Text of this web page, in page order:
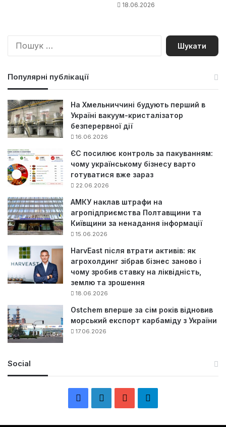
18.06.2026
П
Популярні публікації
На Хмельниччині будують перший в
Україні вакуум-кристалізатор
безперервної дії
16.06.2026
ЄС посилює контроль за пакуванням:
чому українському бізнесу варто
готуватися вже зараз
22.06.2026
АМКУ наклав штрафи на
агропідприємства Полтавщини та
Київщини за ненадання інформації
15.06.2026
HarvEast після втрати активів: як
агрохолдинг зібрав бізнес заново і
чому зробив ставку на ліквідність,
землю та зрошення
18.06.2026
Ostchem вперше за сім років відновив
морський експорт карбаміду з України
17.06.2026
Social